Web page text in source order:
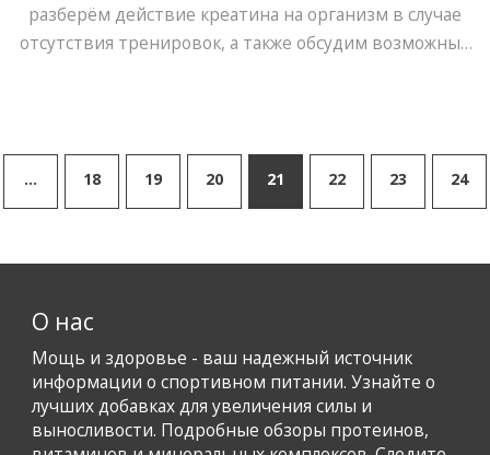
разберём действие креатина на организм в случае
отсутствия тренировок, а также обсудим возможные
… 18 19 20 21 22 23 24
О нас
Мощь и здоровье - ваш надежный источник
информации о спортивном питании. Узнайте о
лучших добавках для увеличения силы и
выносливости. Подробные обзоры протеинов,